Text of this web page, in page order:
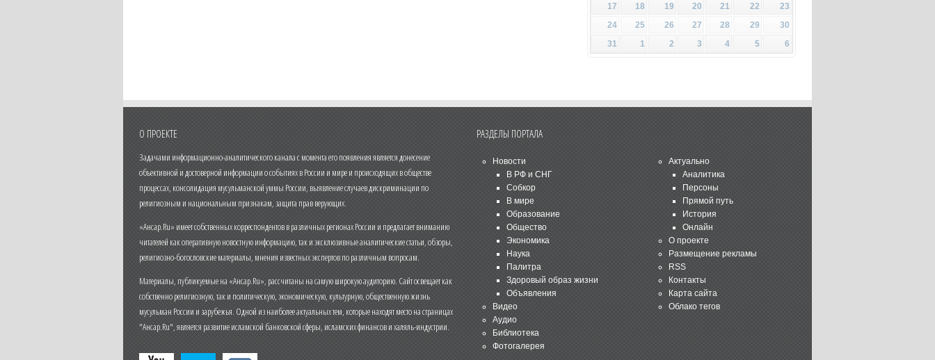
17
18 19 20 21 22
23
24
25 26 27 28 29
30
31
1 2 3 4 5 6
О ПРОЕКТЕ
Задачами информационно-аналитического канала с момента его появления является донесение
объективной и достоверной информации о событиях в России и мире и происходящих в обществе
процессах, консолидация мусульманской уммы России, выявление случаев дискриминации по
религиозным и национальным признакам, защита прав верующих.
«Ансар.Ru» имеет собственных корреспондентов в различных регионах России и предлагает вниманию
читателей как оперативную новостную информацию, так и эксклюзивные аналитические статьи, обзоры,
религиозно-богословские материалы, мнения известных экспертов по различным вопросам.
Материалы, публикуемые на «Ансар.Ru», рассчитаны на самую широкую аудиторию. Сайт освещает как
собственно религиозную, так и политическую, экономическую, культурную, общественную жизнь
мусульман России и зарубежья. Одной из наиболее актуальных тем, которые находят место на страницах
"Ансар.Ru", является развитие исламской банковской сферы, исламских финансов и халяль-индустрии.
РАЗДЕЛЫ ПОРТАЛА
Новости
В РФ и СНГ
Собкор
В мире
Образование
Общество
Экономика
Наука
Палитра
Здоровый образ жизни
Объявления
Видео
Аудио
Библиотека
Фотогалерея
Актуально
Аналитика
Персоны
Прямой путь
История
Онлайн
О проекте
Размещение рекламы
RSS
Контакты
Карта сайта
Облако тегов